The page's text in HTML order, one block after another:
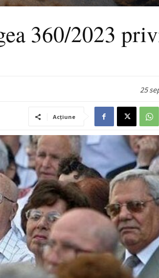
360/2023
25
Acțiune